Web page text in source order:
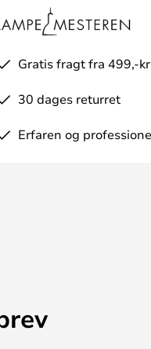
Gratis fragt fra 499,-
30 dages returret
Erfaren og